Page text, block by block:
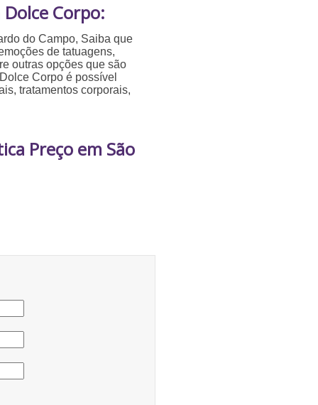
Corpo:
do Campo, Saiba que
de tatuagens,
outras opções que são
Corpo é possível
tratamentos corporais,
Preço em São